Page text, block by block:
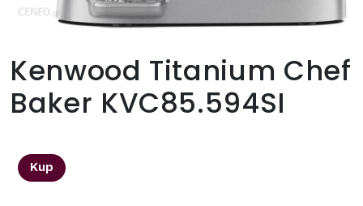
Kenwood Titanium Chef
Baker KVC85.594SI
Kup